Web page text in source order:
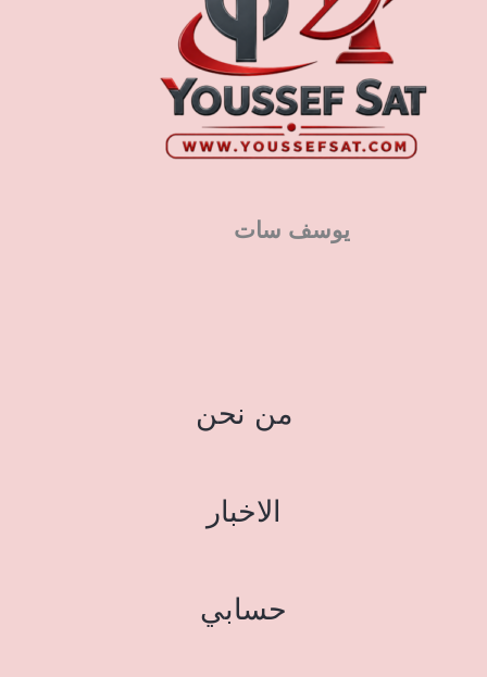
يوسف سات
من نحن
الاخبار
حسابي